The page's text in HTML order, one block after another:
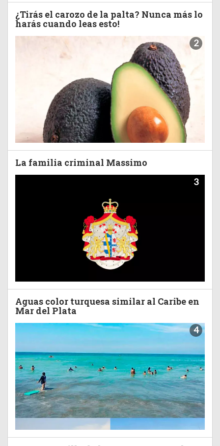
¿Tirás el carozo de la palta? Nunca más lo
harás cuando leas esto!
2
La familia criminal Massimo
3
Aguas color turquesa similar al Caribe en
Mar del Plata
4